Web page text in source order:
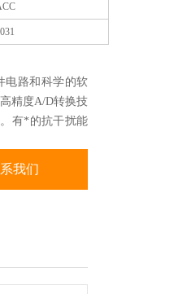
电路和科学的软
精度A/D转换技
有*的抗干扰能
我们